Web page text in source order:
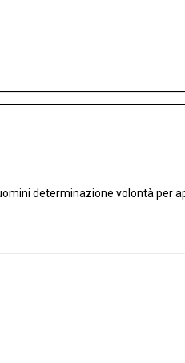
determinazione volontà per